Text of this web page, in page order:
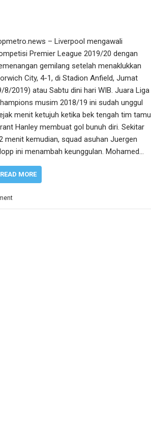
– Liverpool mengawali
Premier League 2019/20 dengan
gemilang setelah menaklukkan
City, 4-1, di Stadion Anfield, Jumat
8/2019) atau Sabtu dini hari WIB. Juara Liga
musim 2018/19 ini sudah unggul
menit ketujuh ketika bek tengah tim tamu
Hanley membuat gol bunuh diri. Sekitar
menit kemudian, squad asuhan Juergen
ini menambah keunggulan. Mohamed…
READ MORE